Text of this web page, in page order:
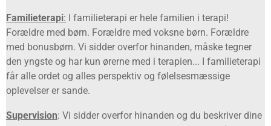
Familieterapi: I familieterapi er hele familien i terapi!
Forældre med børn. Forældre med voksne børn. Forældre
med bonusbørn. Vi sidder overfor hinanden, måske tegner
den yngste og har kun ørerne med i terapien... I familieterapi
får alle ordet og alles perspektiv og følelsesmæssige
oplevelser er sande.
Supervision: Vi sidder overfor hinanden og du beskriver dine